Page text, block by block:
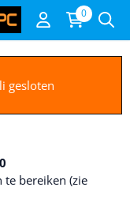
of sta alle
0
gesloten
bereiken (zie